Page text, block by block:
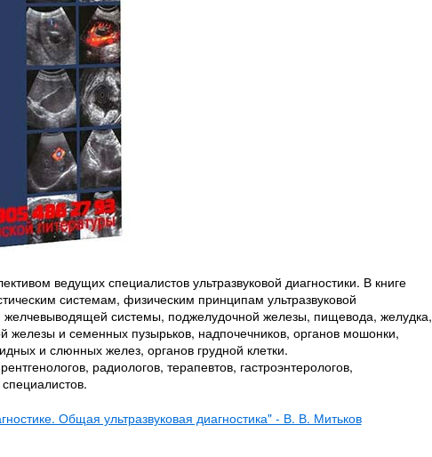
ведущих специалистов ультразвуковой диагностики. В книге
системам, физическим принципам ультразвуковой
желчевыводящей системы, поджелудочной железы, пищевода, желудка,
железы и семенных пузырьков, надпочечников, органов мошонки,
и слюнных желез, органов грудной клетки.
радиологов, терапевтов, гастроэнтерологов,
Общая ультразвуковая диагностика" - В. В. Митьков